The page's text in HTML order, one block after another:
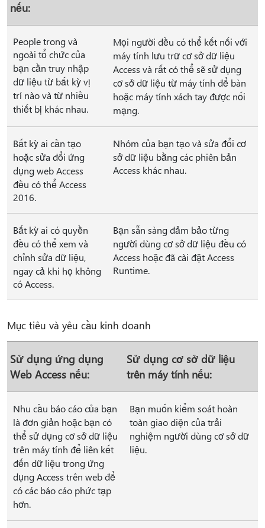
nếu:
People trong và
ngoài tổ chức của
bạn cần truy nhập
dữ liệu từ bất kỳ vị
trí nào và từ nhiều
thiết bị khác nhau.
Mọi người đều có thể kết nối với
máy tính lưu trữ cơ sở dữ liệu
Access và rất có thể sẽ sử dụng
cơ sở dữ liệu từ máy tính để bàn
hoặc máy tính xách tay được nối
mạng.
Bất kỳ ai cần tạo
hoặc sửa đổi ứng
dụng web Access
đều có thể Access
2016.
Nhóm của bạn tạo và sửa đổi cơ
sở dữ liệu bằng các phiên bản
Access khác nhau.
Bất kỳ ai có quyền
đều có thể xem và
chỉnh sửa dữ liệu,
ngay cả khi họ không
có Access.
Bạn sẵn sàng đảm bảo từng
người dùng cơ sở dữ liệu đều có
Access hoặc đã cài đặt Access
Runtime.
Mục tiêu và yêu cầu kinh doanh
Sử dụng ứng dụng
Web Access nếu:
Sử dụng cơ sở dữ liệu
trên máy tính nếu:
Nhu cầu báo cáo của bạn
là đơn giản hoặc bạn có
thể sử dụng cơ sở dữ liệu
trên máy tính để liên kết
đến dữ liệu trong ứng
dụng Access trên web để
có các báo cáo phức tạp
hơn.
Bạn muốn kiểm soát hoàn
toàn giao diện của trải
nghiệm người dùng cơ sở dữ
liệu.